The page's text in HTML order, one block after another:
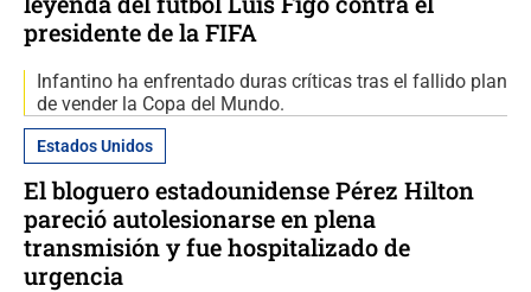
presidente de la FIFA
Infantino ha enfrentado duras críticas tras el fallido plan
de vender la Copa del Mundo.
Estados Unidos
El bloguero estadounidense Pérez Hilton
pareció autolesionarse en plena
transmisión y fue hospitalizado de
urgencia